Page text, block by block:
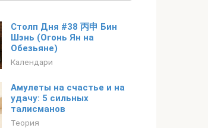
Столп Дня #38 丙申 Бин
Шэнь (Огонь Ян на
Обезьяне)
Календари
Амулеты на счастье и на
удачу: 5 сильных
талисманов
Теория